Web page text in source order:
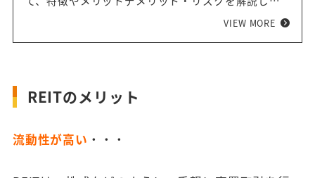
います。 REITと混在されがちなJ-REIT、投資信託、
VIEW MORE
REITのメリット
流動性が高い ・・・